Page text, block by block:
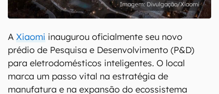
Divulgação/Xiaomi
A Xiaomi inaugurou oficialmente seu novo
prédio de Pesquisa e Desenvolvimento (P&D)
para eletrodomésticos inteligentes. O local
marca um passo vital na estratégia de
manufatura e na expansão do ecossistema